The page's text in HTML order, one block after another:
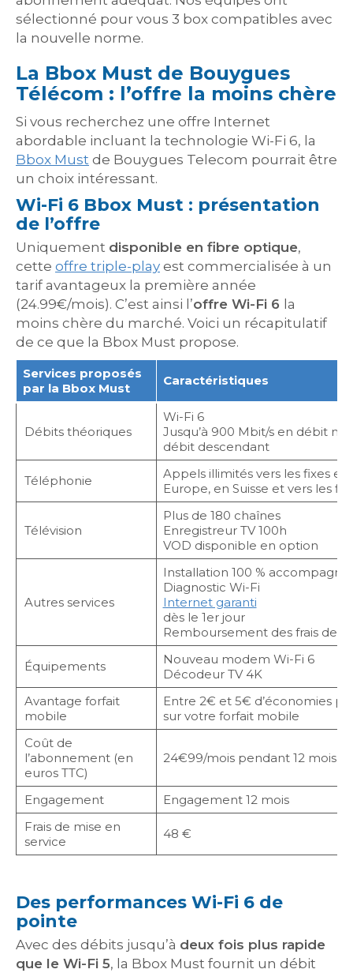
sélectionné pour vous 3 box compatibles avec
la nouvelle norme.
La Bbox Must de Bouygues
Télécom : l’offre la moins chère
Si vous recherchez une offre Internet
abordable incluant la technologie Wi-Fi 6, la
Bbox Must de Bouygues Telecom pourrait être
un choix intéressant.
Wi-Fi 6 Bbox Must : présentation
de l’offre
Uniquement disponible en fibre optique,
cette offre triple-play est commercialisée à un
tarif avantageux la première année
(24.99€/mois). C’est ainsi l’offre Wi-Fi 6 la
moins chère du marché. Voici un récapitulatif
de ce que la Bbox Must propose.
Services proposés
par la Bbox Must
Caractéristiques
Débits théoriques
Wi-Fi 6
Jusqu’à 900 Mbit/s en débit
débit descendant
Téléphonie
Appels illimités vers les fixes et
Europe, en Suisse et vers les
Télévision
Plus de 180 chaînes
Enregistreur TV 100h
VOD disponible en option
Autres services
Installation 100 %
Diagnostic Wi-Fi
Internet garanti
dès le 1er jour
Remboursement des frais de
Équipements
Nouveau modem Wi-Fi 6
Décodeur TV 4K
Avantage forfait
mobile
Entre 2€ et 5€ d’économies
sur votre forfait mobile
Coût de
l’abonnement (en
euros TTC)
24€99/mois pendant 12 mois
Engagement
Engagement 12 mois
Frais de mise en
service
48 €
Des performances Wi-Fi 6 de
pointe
Avec des débits jusqu’à deux fois plus rapide
que le Wi-Fi 5, la Bbox Must fournit un débit